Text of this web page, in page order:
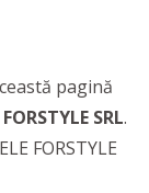
pagină
SRL.
FORSTYLE